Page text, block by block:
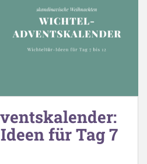
für Tag 7